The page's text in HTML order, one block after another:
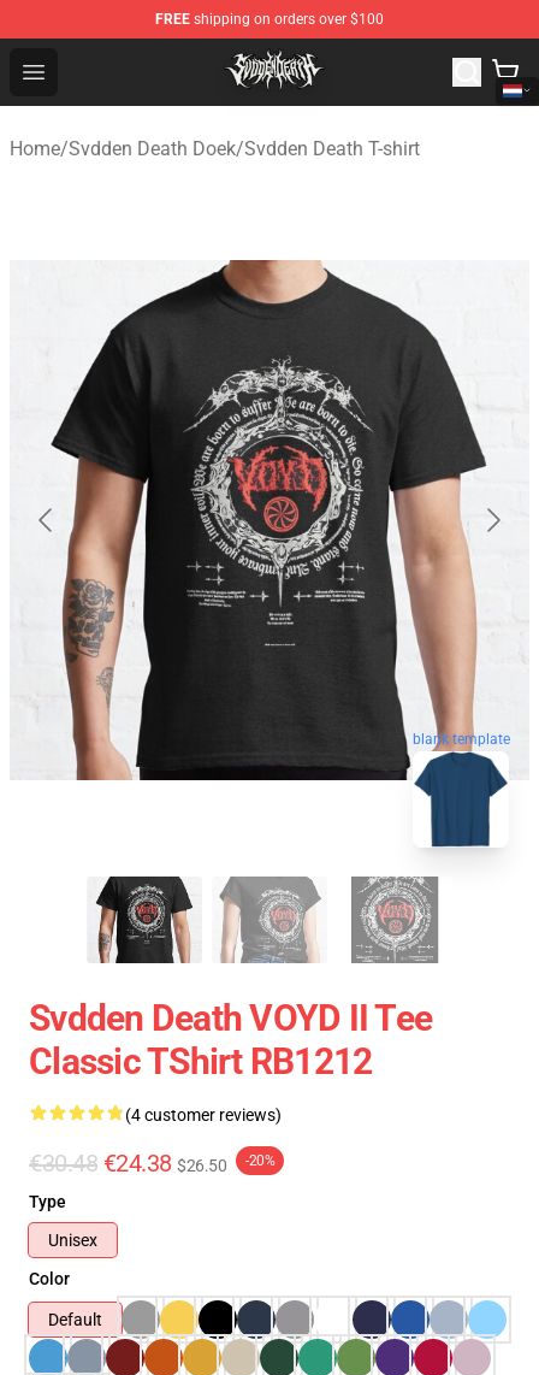
FREE shipping on orders over $100
Open menu
Svdden Death Shop - Official Svdden Death
Home/Svdden Death Doek/Svdden Death T-shirt
blank template
Svdden Death VOYD II Tee
Classic TShirt RB1212
(4 customer reviews)
€30.48 €24.38 $26.50 -20%
Type
Unisex
Color
Default